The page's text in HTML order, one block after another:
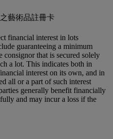
藝術品註冊卡
financial interest in lots
guaranteeing a minimum
consignor that is secured solely
a lot. This indicates both in
interest on its own, and in
all or a part of such interest
generally benefit financially
and may incur a loss if the